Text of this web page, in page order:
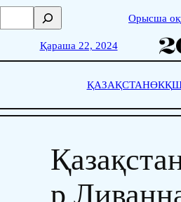
Skip
о
с
Орысша
Қараша 22, 2024
ҚАЗАҚСТАНӨКҚ
р